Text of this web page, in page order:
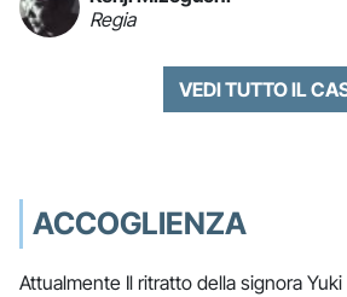
Regia
VEDI TUTTO IL
ACCOGLIENZA
Attualmente Il ritratto della signora